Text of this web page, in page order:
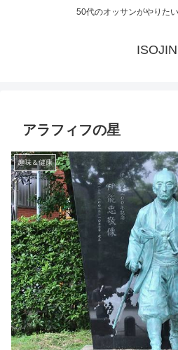
50代のオッサンがやりた
ISOJIN
アラフィフの星
趣味＆健康